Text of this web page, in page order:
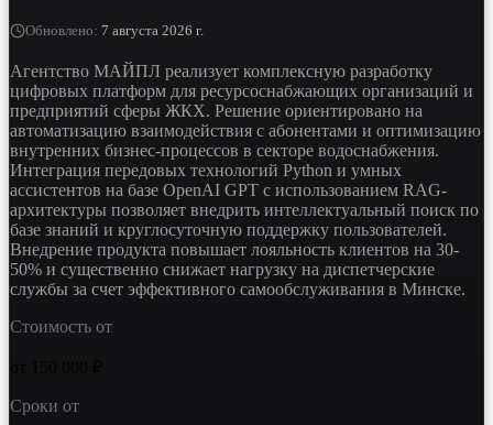
Обновлено: 7 августа 2026 г.
Агентство МАЙПЛ реализует комплексную разработку
цифровых платформ для ресурсоснабжающих организаций и
предприятий сферы ЖКХ. Решение ориентировано на
автоматизацию взаимодействия с абонентами и оптимизацию
внутренних бизнес-процессов в секторе водоснабжения.
Интеграция передовых технологий Python и умных
ассистентов на базе OpenAI GPT с использованием RAG-
архитектуры позволяет внедрить интеллектуальный поиск по
базе знаний и круглосуточную поддержку пользователей.
Внедрение продукта повышает лояльность клиентов на 30-
50% и существенно снижает нагрузку на диспетчерские
службы за счет эффективного самообслуживания в Минске.
Стоимость от
Сроки от